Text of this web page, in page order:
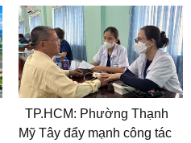
TP.HCM: Phường Thạnh
Mỹ Tây đẩy mạnh công tác